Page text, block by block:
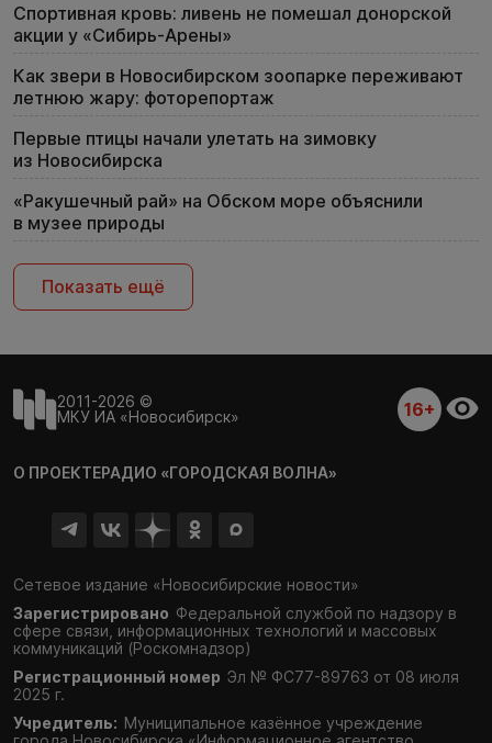
Спортивная кровь: ливень не помешал донорской
акции у «Сибирь-Арены»
Как звери в Новосибирском зоопарке переживают
летнюю жару: фоторепортаж
Первые птицы начали улетать на зимовку
из Новосибирска
«Ракушечный рай» на Обском море объяснили
в музее природы
Показать ещё
2011-2026 ©
МКУ ИА «Новосибирск»
16+
О ПРОЕКТЕРАДИО «ГОРОДСКАЯ ВОЛНА»
Сетевое издание «Новосибирские новости»
Зарегистрировано Федеральной службой по надзору в
сфере связи, информационных технологий и массовых
коммуникаций (Роскомнадзор)
Регистрационный номер Эл № ФС77-89763 от 08 июля
2025 г.
Учредитель: Муниципальное казённое учреждение